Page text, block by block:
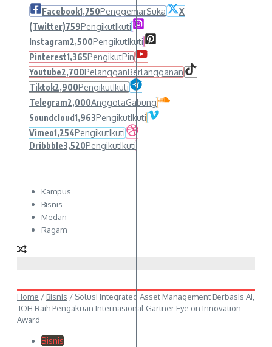
Facebook1,750PenggemarSuka
X
(Twitter)759PengikutIkuti
Instagram2,500PengikutIkuti
Pinterest1,365PengikutPin
Youtube2,700PelangganBerlangganan
Tiktok2,900PengikutIkuti
Telegram2,000AnggotaGabung
Soundcloud1,963PengikutIkuti
Vimeo1,254PengikutIkuti
Dribbble3,520PengikutIkuti
Kampus
Bisnis
Medan
Ragam
Home / Bisnis / Solusi Integrated Asset Management Berbasis AI,
IOH Raih Pengakuan Internasional Gartner Eye on Innovation
Award
Bisnis